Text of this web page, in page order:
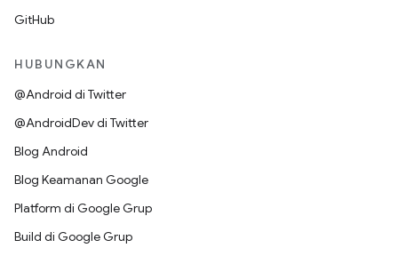
GitHub
HUBUNGKAN
@Android di Twitter
@AndroidDev di Twitter
Blog Android
Blog Keamanan Google
Platform di Google Grup
Build di Google Grup